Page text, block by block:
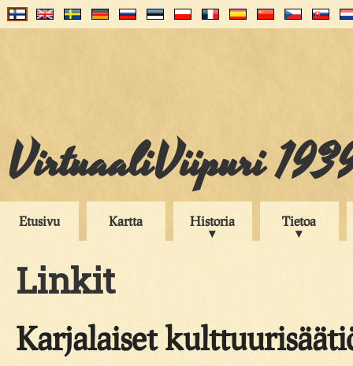
VirtuaaliViipuri
Etusivu Kartta Historia Tietoa
Linkit
Karjalaiset